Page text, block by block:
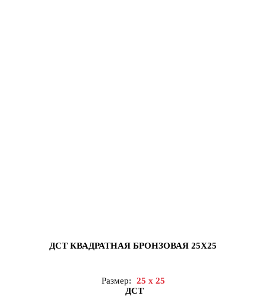
ДСТ КВАДРАТНАЯ БРОНЗОВАЯ 25Х25
Размер:
25 x 25
ДСТ